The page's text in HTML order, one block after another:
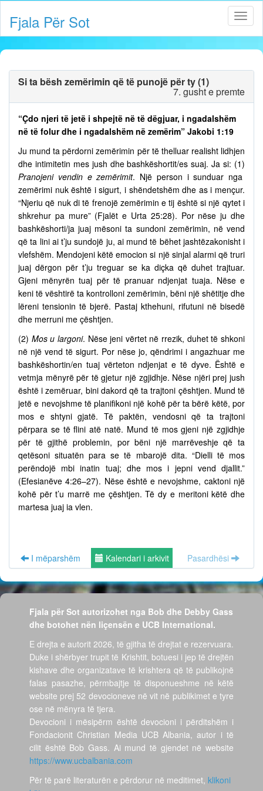
Fjala Për Sot
Si ta bësh zemërimin që të punojë për ty (1)
7. gusht e premte
“Çdo njeri të jetë i shpejtë në të dëgjuar, i ngadalshëm
në të folur dhe i ngadalshëm në zemërim” Jakobi 1:19
Ju mund ta përdorni zemërimin për të thelluar realisht lidhjen
dhe intimitetin mes jush dhe bashkëshortit/es suaj. Ja si: (1)
Pranojeni vendin e zemërimit. Një person i sunduar nga
zemërimi nuk është i sigurt, i shëndetshëm dhe as i mençur.
“Njeriu që nuk di të frenojë zemërimin e tij është si një qytet i
shkrehur pa mure” (Fjalët e Urta 25:28). Por nëse ju dhe
bashkëshorti/ja juaj mësoni ta sundoni zemërimin, në vend
që ta lini ai t’ju sundojë ju, ai mund të bëhet jashtëzakonisht i
vlefshëm. Mendojeni këtë emocion si një sinjal alarmi që truri
juaj dërgon për t’ju treguar se ka diçka që duhet trajtuar.
Gjeni mënyrën tuaj për të pranuar ndjenjat tuaja. Nëse e
keni të vështirë ta kontrolloni zemërimin, bëni një shëtitje dhe
lëreni tensionin të bjerë. Pastaj kthehuni, rifutuni në bisedë
dhe merruni me çështjen.
(2) Mos u largoni. Nëse jeni vërtet në rrezik, duhet të shkoni
në një vend të sigurt. Por nëse jo, qëndrimi i angazhuar me
bashkëshortin/en tuaj vërteton ndjenjat e të dyve. Është e
vetmja mënyrë për të gjetur një zgjidhje. Nëse njëri prej jush
është i zemëruar, bini dakord që ta trajtoni çështjen. Mund të
jetë e nevojshme të planifikoni një kohë për ta bërë këtë, por
mos e shtyni gjatë. Të paktën, vendosni që ta trajtoni
përpara se të flini atë natë. Mund të mos gjeni një zgjidhje
për të gjithë problemin, por bëni një marrëveshje që ta
qetësoni situatën para se të mbarojë dita. “Dielli të mos
perëndojë mbi inatin tuaj; dhe mos i jepni vend djallit.”
(Efesianëve 4:26–27). Nëse është e nevojshme, caktoni një
kohë për t’u marrë me çështjen. Të dy e meritoni këtë dhe
martesa juaj ia vlen.
I mëparshëm Kalendari i arkivit Pasardhësi
Fjala për Sot autorizohet nga Bob dhe Debby Gass
dhe botohet nën liçensën e UCB International.
E drejta e autorit 2026, të gjitha të drejtat e rezervuara.
Duke i shërbyer trupit të Krishtit, botuesi i jep të drejtën
kishave dhe organizatave të krishtera që të publikojnë
falas pasazhe, përmbajtje të disponueshme në këtë
website prej 52 devocioneve në vit në publikimet e tyre
ose në mënyra të tjera.
Devocioni i mësipërm është devocioni i përditshëm i
Fondacionit Christian Media UCB Albania, autor i të
cilit është Bob Gass. Ai mund të gjendet në website
https://www.ucbalbania.com
Për të parë literaturën e përdorur në meditimet, klikoni